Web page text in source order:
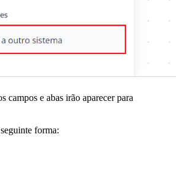
campos e abas irão aparecer para
forma: